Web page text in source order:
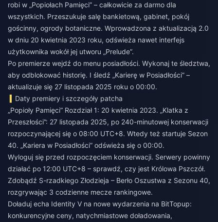
robi w „Popiołach Pamięci” – całkowicie za darmo dla
wszystkich. Przeszukuje salę bankietową, gabinet, pokój
gościnny, ogrody botaniczne. Wprowadzona z aktualizacją 2.0
w dniu 20 kwietnia 2023 roku, odświeża nawet interfejs
użytkownika wokół jej utworu „Prelude”.
Po premierze wejdź do menu posiadłości. Wykonaj te śledztwa,
aby odblokować historię. I śledź „Karierę w Posiadłości” –
aktualizuje się 27 listopada 2025 roku o 00:00.
Daty premiery i szczegóły patcha
„Popioły Pamięci” Rozdział 1: 20 kwietnia 2023. „Klatka z
Przeszłości”: 27 listopada 2025, po 240-minutowej konserwacji
rozpoczynającej się o 08:00 UTC+8. Wtedy też startuje Sezon
40. „Kariera w Posiadłości” odświeża się o 00:00.
Wyloguj się przed rozpoczęciem konserwacji. Serwery powinny
działać po 12:00 UTC+8 – sprawdź, czy jest Królowa Pszczół.
Zdobądź S-rzadkiego Złodzieja – Berło Oszustwa z Sezonu 40,
rozgrywając 3 codzienne mecze rankingowe.
Doładuj echa Identity V na nowe wydarzenia na BitTopup:
konkurencyjne ceny, natychmiastowe doładowania,